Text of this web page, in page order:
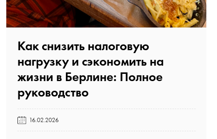
Как снизить налоговую
нагрузку и сэкономить на
жизни в Берлине: Полное
руководство️
16.02.2026